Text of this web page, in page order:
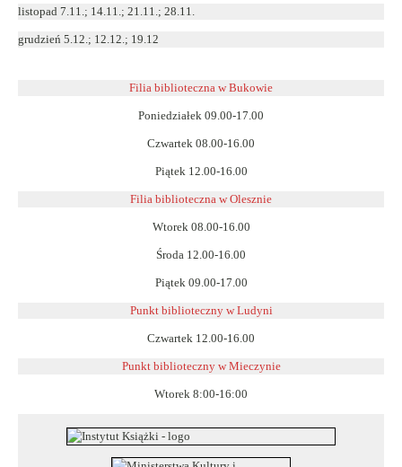
listopad 7.11.; 14.11.; 21.11.; 28.11.
grudzień 5.12.; 12.12.; 19.12
Filia biblioteczna w Bukowie
Poniedziałek 09.00-17.00
Czwartek 08.00-16.00
Piątek 12.00-16.00
Filia biblioteczna w Olesznie
Wtorek 08.00-16.00
Środa 12.00-16.00
Piątek 09.00-17.00
Punkt biblioteczny w Ludyni
Czwartek 12.00-16.00
Punkt biblioteczny w Mieczynie
Wtorek 8:00-16:00